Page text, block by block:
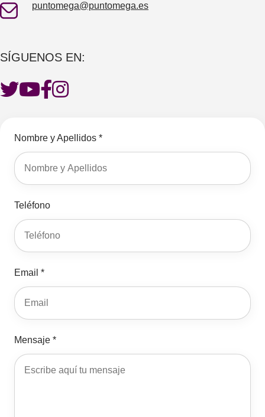
puntomega@puntomega.es
SÍGUENOS EN:
Nombre y Apellidos *
Teléfono
Email *
Mensaje *